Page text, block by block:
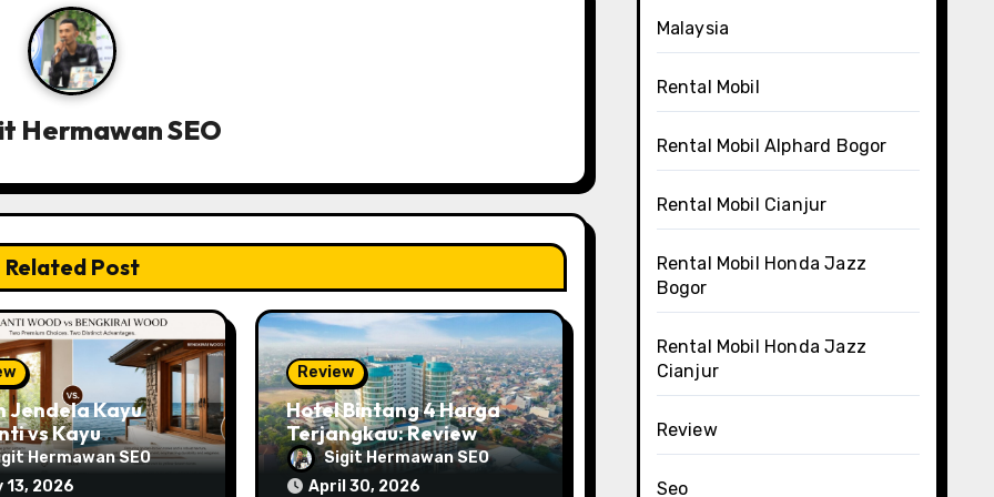
Hermawan SEO
Related Post
Jendela Kayu
vs Kayu
Mana yang
untuk
Hermawan SEO
13, 2026
Review
Hotel Bintang 4 Harga
Terjangkau: Review
Horison Ultima
Sentraland Simpang Lima
Sigit Hermawan SEO
April 30, 2026
Malaysia
Rental Mobil
Rental Mobil Alphard Bogor
Rental Mobil Cianjur
Rental Mobil Honda Jazz
Bogor
Rental Mobil Honda Jazz
Cianjur
Review
Seo